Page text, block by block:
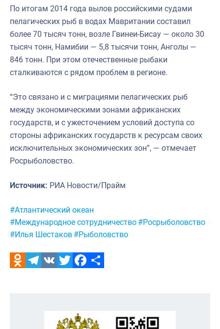
По итогам 2014 года вылов российскими судами
пелагических рыб в водах Мавритании составил
более 70 тысяч тонн, возле Гвинеи-Бисау — около 30
тысяч тонн, Намибии — 5,8 тысячи тонн, Анголы —
846 тонн. При этом отечественные рыбаки
сталкиваются с рядом проблем в регионе.
“Это связано и с миграциями пелагических рыб
между экономическими зонами африканских
государств, и с ужесточением условий доступа со
стороны африканских государств к ресурсам своих
исключительных экономических зон”, — отмечает
Росрыболовство.
Источник: РИА Новости/Прайм
Метки:
#Атлантический океан
#Международное сотрудничество #Росрыболовство
#Илья Шестаков #Рыболовство